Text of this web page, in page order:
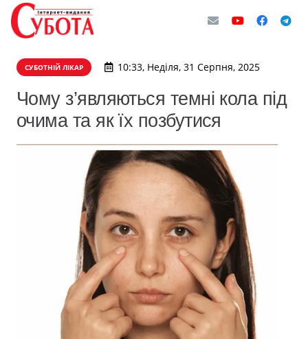
СУБОТНІЙ ЛІКАР 10:33, Неділя, 31 Серпня, 2025
Чому з’являються темні кола під
очима та як їх позбутися